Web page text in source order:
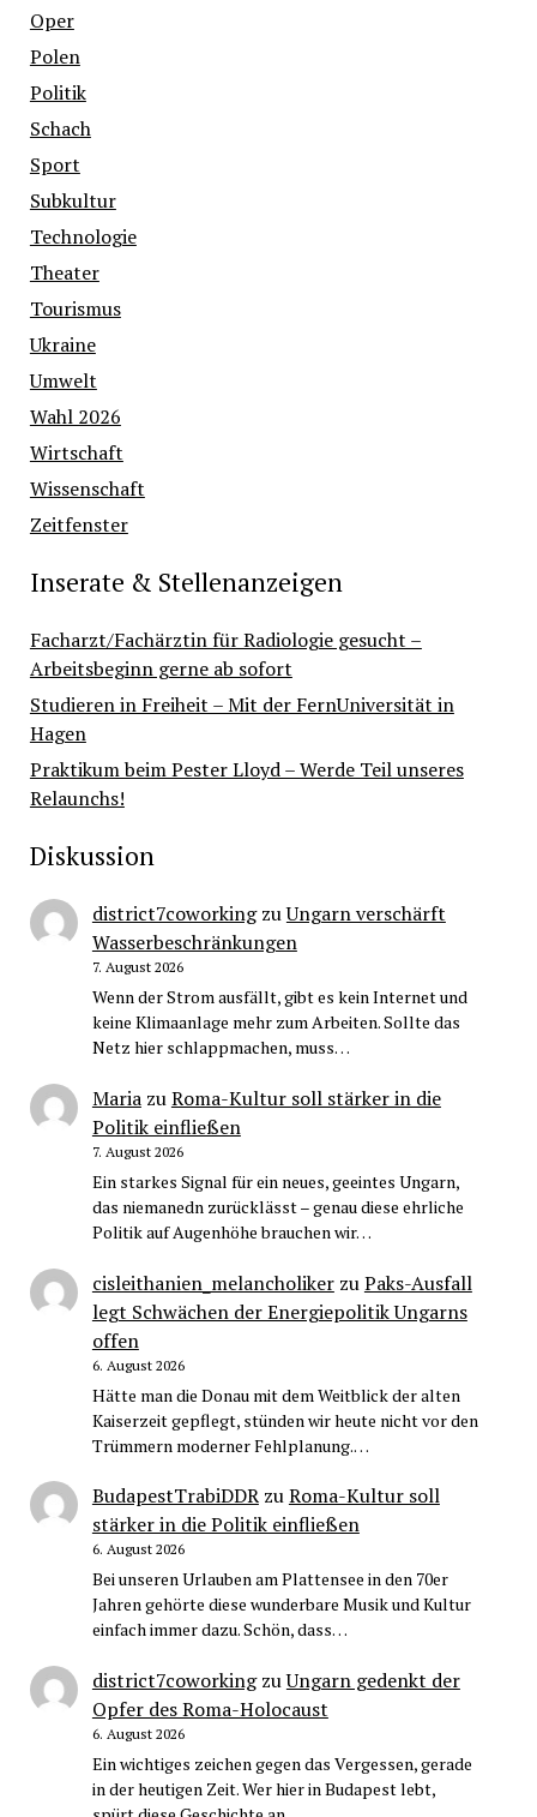
Oper
Polen
Politik
Schach
Sport
Subkultur
Technologie
Theater
Tourismus
Ukraine
Umwelt
Wahl 2026
Wirtschaft
Wissenschaft
Zeitfenster
Inserate & Stellenanzeigen
Facharzt/Fachärztin für Radiologie gesucht –
Arbeitsbeginn gerne ab sofort
Studieren in Freiheit – Mit der FernUniversität in
Hagen
Praktikum beim Pester Lloyd – Werde Teil unseres
Relaunchs!
Diskussion
district7coworkingzuUngarn verschärft
Wasserbeschränkungen
7. August 2026
Wenn der Strom ausfällt, gibt es kein Internet und
keine Klimaanlage mehr zum Arbeiten. Sollte das
Netz hier schlappmachen, muss…
MariazuRoma-Kultur soll stärker in die
Politik einfließen
7. August 2026
Ein starkes Signal für ein neues, geeintes Ungarn,
das niemanedn zurücklässt – genau diese ehrliche
Politik auf Augenhöhe brauchen wir…
cisleithanien_melancholikerzuPaks-Ausfall
legt Schwächen der Energiepolitik Ungarns
offen
6. August 2026
Hätte man die Donau mit dem Weitblick der alten
Kaiserzeit gepflegt, stünden wir heute nicht vor den
Trümmern moderner Fehlplanung.…
BudapestTrabiDDRzuRoma-Kultur soll
stärker in die Politik einfließen
6. August 2026
Bei unseren Urlauben am Plattensee in den 70er
Jahren gehörte diese wunderbare Musik und Kultur
einfach immer dazu. Schön, dass…
district7coworkingzuUngarn gedenkt der
Opfer des Roma-Holocaust
6. August 2026
Ein wichtiges zeichen gegen das Vergessen, gerade
in der heutigen Zeit. Wer hier in Budapest lebt,